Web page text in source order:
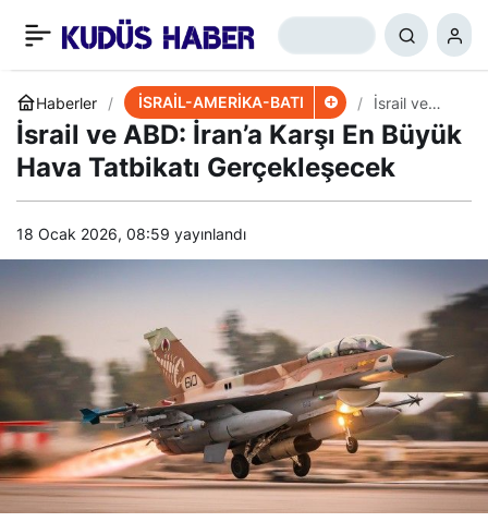
Haberler İSRAİL-AMERİKA-BATI
İsrail ve
ABD: İran’a
Karşı En
Büyük Hava
Tatbikatı
İsrail ve ABD: İran’a Karşı En Büyük
Hava Tatbikatı Gerçekleşecek
18 Ocak 2026, 08:59 yayınlandı
İsrail Ordusu, Hükümete
Başkaldırmaya Başladı
+ 0 Paylaş